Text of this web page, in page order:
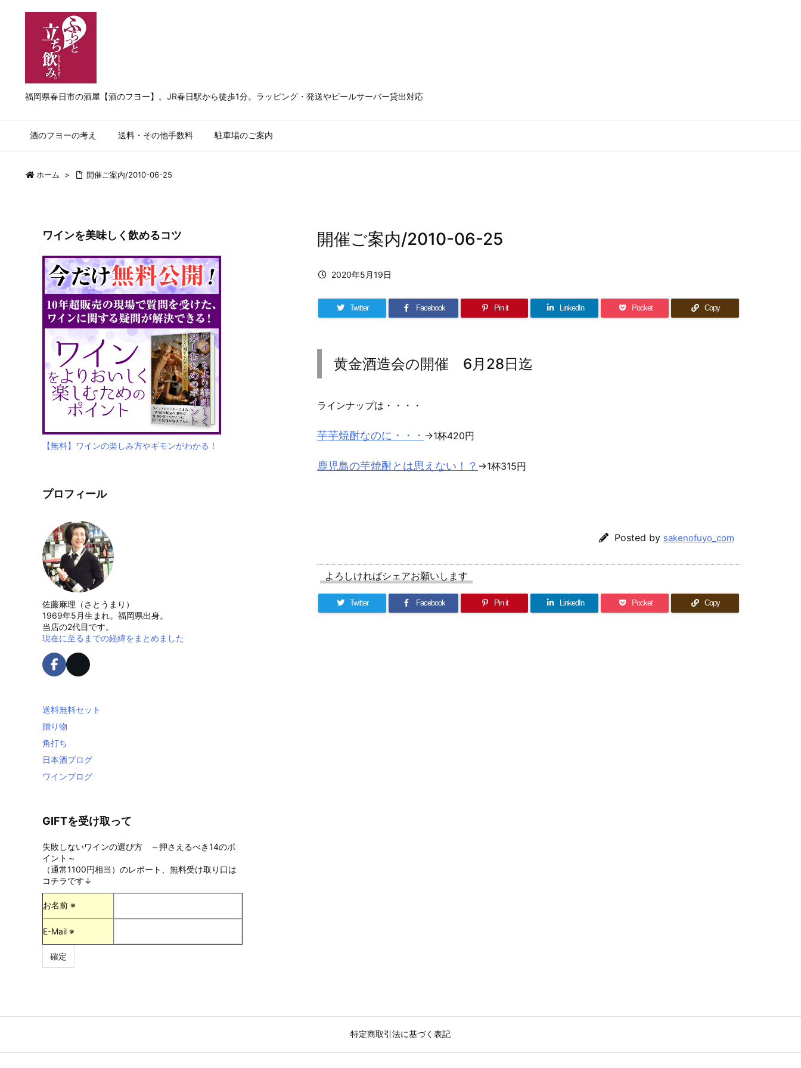
福岡県春日市の酒屋【酒のフヨー】。JR春日駅から徒歩1分。ラッピング・発送やビールサーバー貸出対応
酒のフヨーの考え 送料・その他手数料 駐車場のご案内
ホーム > 開催ご案内/2010-06-25
開催ご案内/2010-06-25
2020年5月19日
Twitter Facebook Pin it LinkedIn Pocket Copy
黄金酒造会の開催 6月28日迄
ラインナップは・・・・
芋芋焼酎なのに・・・ →1杯420円
鹿児島の芋焼酎とは思えない！？ →1杯315円
Posted by sakenofuyo_com
よろしければシェアお願いします
Twitter Facebook Pin it LinkedIn Pocket Copy
ワインを美味しく飲めるコツ
【無料】ワインの楽しみ方やギモンがわかる！
プロフィール
佐藤麻理（さとうまり）
1969年5月生まれ。福岡県出身。
当店の2代目です。
現在に至るまでの経緯をまとめました
送料無料セット
贈り物
角打ち
日本酒ブログ
ワインブログ
GIFTを受け取って
失敗しないワインの選び方 ～押さえるべき14のポ
イント～
（通常1100円相当）のレポート、無料受け取り口は
コチラです↓
お名前 ※
E-Mail ※
特定商取引法に基づく表記